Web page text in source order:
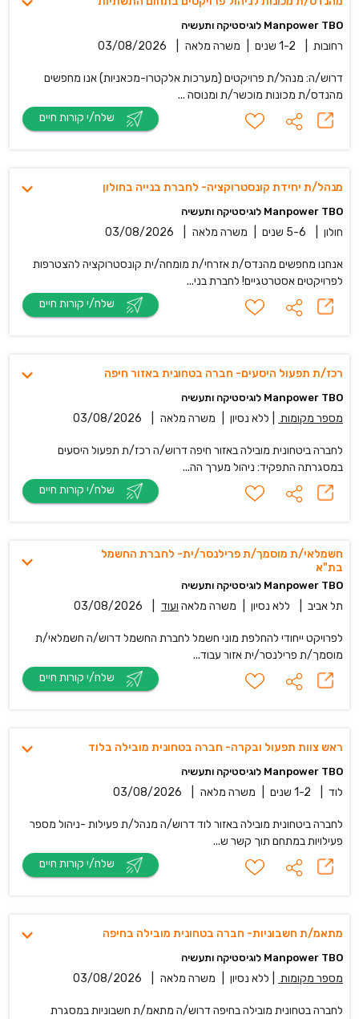
Manpower TBO לוגיסטיקה ותעשיה
רחובות 1-2 שנים משרה מלאה 03/08/2026
דרוש/ה: מנהל/ת פרויקטים (מערכות אלקטרו-מכאניות) אנו מחפשים
מהנדס/ת מכונות מוכשר/ת ומנוסה ...
מנהל/ת יחידת קונסטרוקציה- לחברת בנייה בחולון
Manpower TBO לוגיסטיקה ותעשיה
חולון 5-6 שנים משרה מלאה 03/08/2026
אנחנו מחפשים מהנדס/ת אזרחי/ת מומחה/ית קונסטרוקציה להצטרפות
לפרויקטים אסטרטגיים! לחברת בני...
רכז/ת תפעול היסעים- חברה בטח‎ונית באזור חיפה
Manpower TBO לוגיסטיקה ותעשיה
מספר מקומות ללא נסיון משרה מלאה 03/08/2026
לחברה ביטחונית מובילה באזור חיפה דרוש/ה רכז/ת תפעול היסעים
במסגרתה התפקיד: ניהול מערך הה...
חשמלאי/ת מוסמך/ת פרילנסר/ית- לחברת החשמל
בת"א
Manpower TBO לוגיסטיקה ותעשיה
תל אביב ללא נסיון משרה מלאה ועוד 03/08/2026
לפרויקט ייחודי להחלפת מוני חשמל לחברת החשמל דרוש/ה חשמלאי/ת
מוסמך/ת פרילנסר/ית אזור עבוד...
ראש צוות תפעול ובקרה- חברה בטחונית מובילה בלוד
Manpower TBO לוגיסטיקה ותעשיה
לוד 1-2 שנים משרה מלאה 03/08/2026
לחברה ביטחונית מובילה באזור לוד דרוש/ה מנהל/ת פעילות -ניהול מספר
פעילויות במתחם תוך קשר ש...
מתאמ/ת חשבוניות- חברה בטחונית מובילה בחיפה
Manpower TBO לוגיסטיקה ותעשיה
מספר מקומות ללא נסיון משרה מלאה 03/08/2026
לחברה בטחונית מובילה בחיפה דרוש/ה מתאמ/ת חשבוניות במסגרת